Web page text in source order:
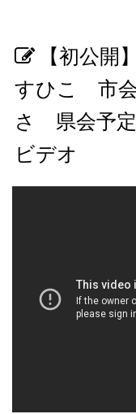
【初公開
すひこ 市
さ 県会予定
ビデオ